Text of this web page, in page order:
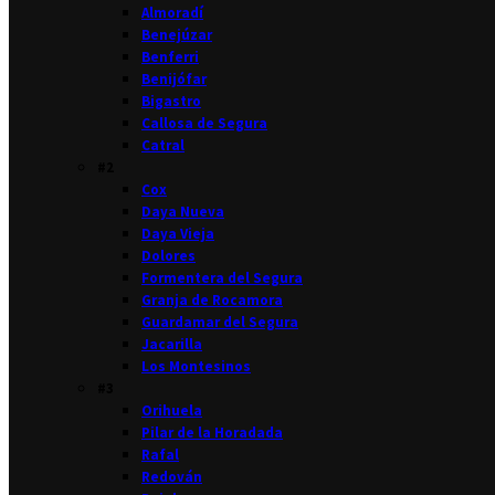
Almoradí
Benejúzar
Benferri
Benijófar
Bigastro
Callosa de Segura
Catral
Cox
Daya Nueva
Daya Vieja
Dolores
Formentera del Segura
Granja de Rocamora
Guardamar del Segura
Jacarilla
Los Montesinos
Orihuela
Pilar de la Horadada
Rafal
Redován